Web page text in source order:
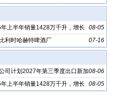
08-05
上半年销量1428万千升，增长
07-16
利时哈赫特啤酒厂
08-06
司计划2027年第三季度出口新加
08-05
上半年销量1428万千升，增长